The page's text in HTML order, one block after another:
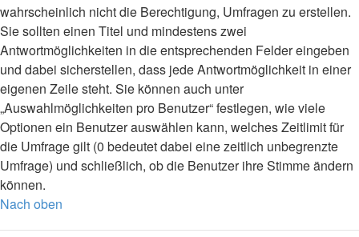
wahrscheinlich nicht die Berechtigung, Umfragen zu erstellen.
Sie sollten einen Titel und mindestens zwei
Antwortmöglichkeiten in die entsprechenden Felder eingeben
und dabei sicherstellen, dass jede Antwortmöglichkeit in einer
eigenen Zeile steht. Sie können auch unter
„Auswahlmöglichkeiten pro Benutzer“ festlegen, wie viele
Optionen ein Benutzer auswählen kann, welches Zeitlimit für
die Umfrage gilt (0 bedeutet dabei eine zeitlich unbegrenzte
Umfrage) und schließlich, ob die Benutzer ihre Stimme ändern
können.
Nach oben